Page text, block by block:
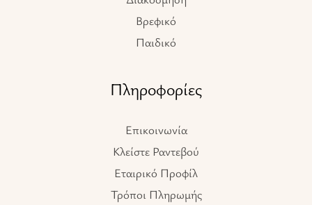
Βρεφικό
Παιδικό
Πληροφορίες
Επικοινωνία
Κλείστε Ραντεβού
Εταιρικό Προφίλ
Τρόποι Πληρωμής